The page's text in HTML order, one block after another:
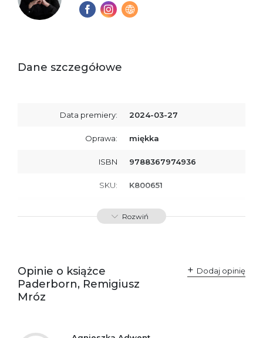
Dane szczegółowe
Data premiery: 2024-03-27
Oprawa: miękka
ISBN 9788367974936
SKU: K800651
Producent / Osoby
odpowiedzialne za
Wydawnictwo Poznańskie
Sp. z o.o.
Ostrzeżenia oraz
informacje dotyczące
Załącznik PDF
Rozwiń
Opinie o książce
Paderborn, Remigiusz
Mróz
Dodaj opinię